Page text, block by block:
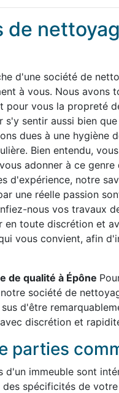
de
d'une société de
à vous. Nous avons
pour vous la propreté
s'y sentir aussi bien
dues à une hygiène
Bien entendu,
adonner à ce
d'expérience, notre
une réelle passion
nous vos travaux
en toute discrétion et
vous convient, afin
de qualité à Épône
société de
d'être
discrétion et
parties
d'un immeuble sont
spécificités de